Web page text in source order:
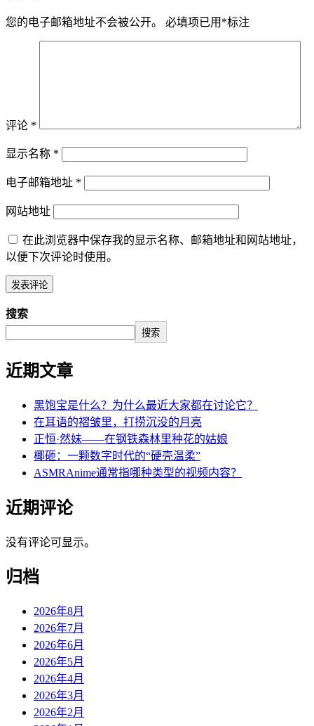
您的电子邮箱地址不会被公开。 必填项已用 *标注
评论 *
显示名称 *
电子邮箱地址 *
网站地址
在此浏览器中保存我的显示名称、邮箱地址和网站地址，
以便下次评论时使用。
搜索
搜索
近期文章
黑饱宝是什么？为什么最近大家都在讨论它？
在耳语的褶皱里，打捞沉没的月亮
正恒·然妹——在钢铁森林里种花的姑娘
椰砸：一颗数字时代的“硬壳温柔”
ASMRAnime通常指哪种类型的视频内容？
近期评论
没有评论可显示。
归档
2026年8月
2026年7月
2026年6月
2026年5月
2026年4月
2026年3月
2026年2月